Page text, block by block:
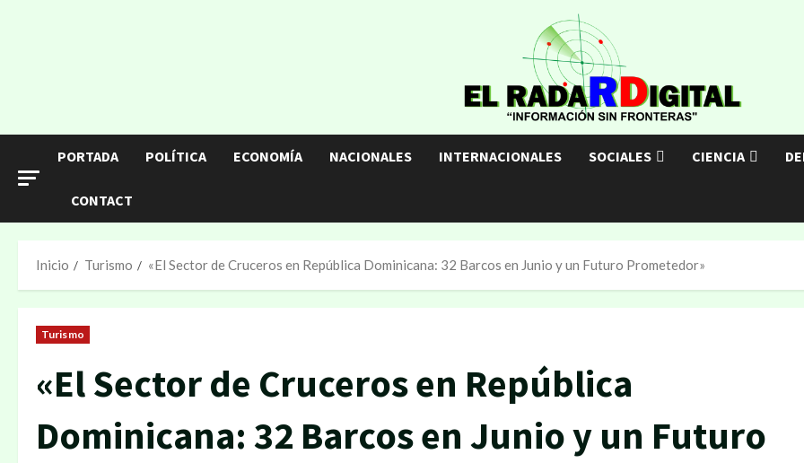
PORTADA POLÍTICA ECONOMÍA NACIONALES INTERNACIONALES SOCIALES CIENCIA
CONTACT
Inicio Turismo «El Sector de Cruceros en República Dominicana: 32 Barcos en Junio y un Futuro Prometedor»
Turismo
«El Sector de Cruceros en República
Dominicana: 32 Barcos en Junio y un Futuro